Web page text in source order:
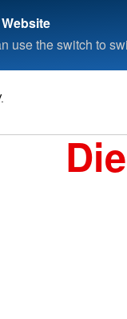
use the switch to